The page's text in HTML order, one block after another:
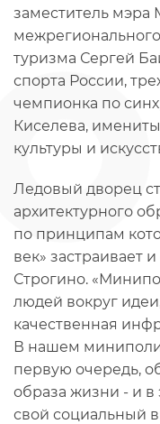
заместитель мэра
туризма Сергей
спорта России,
чемпионка по
Киселева,
культуры и
Ледовый дворец
архитектурного
по принципам
век» застраивает
Строгино.
людей вокруг
качественная
В нашем
первую очередь,
образа жизни - и
свой социальный